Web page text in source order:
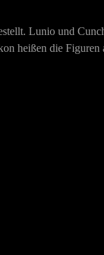
Lunio und
heißen die